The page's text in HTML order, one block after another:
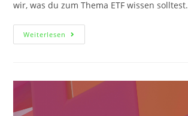
wir, was du zum Thema ETF wissen solltest.
Weiterlesen